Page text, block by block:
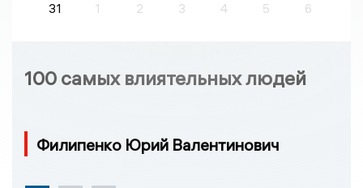
31
1 2 3 4 5 6
100 самых влиятельных людей
Филипенко Юрий Валентинович